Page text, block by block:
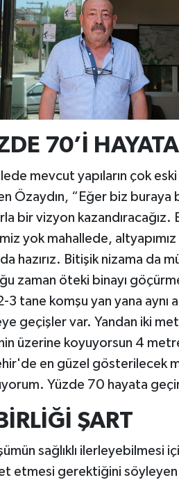
70’İ HAYATA
mevcut yapıların çok
Özaydın, “Eğer biz
bir vizyon kazandıracağız.
yok mahallede,
hazırız. Bitişik nizama da
zaman öteki binayı
3 tane komşu yan yana
geçişler var. Yandan iki
üzerine koyuyorsun 4
en güzel gösterilecek
Yüzde 70 hayata
ŞART
sağlıklı ilerleyebilmesi
etmesi gerektiğini söyleyen